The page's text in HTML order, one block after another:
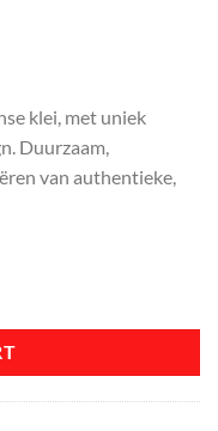
klei, met uniek
Duurzaam,
van authentieke,